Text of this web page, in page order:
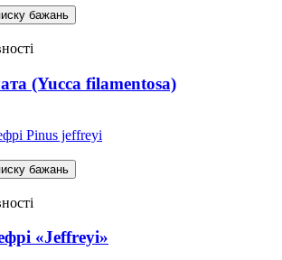
бажань
(Yucca filamentosa)
бажань
«Jeffreyi»